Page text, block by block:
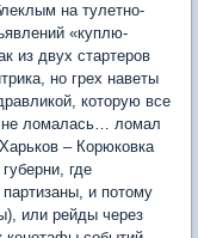
на тулетно-
«куплю-
из двух стартеров
но грех наветы
которую все
не ломалась… ломал
– Корюковка
где
и потому
или рейды через